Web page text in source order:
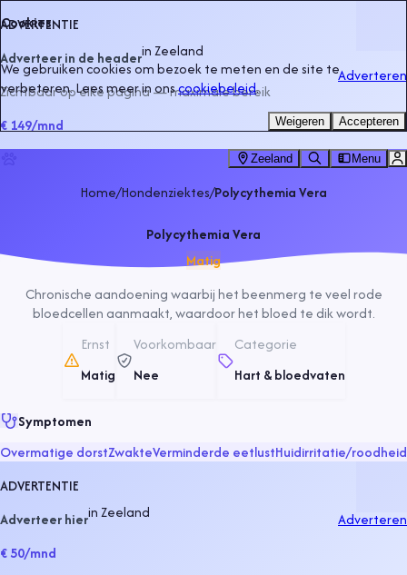
ADVERTENTIE
Adverteer in de headerinZeeland
Zichtbaar op elke pagina — maximale bereik
€ 149/mnd
Adverteren
Zeeland Menu
Home/Hondenziektes/Polycythemia Vera
Polycythemia Vera
Matig
Chronische aandoening waarbij het beenmerg te veel rode
bloedcellen aanmaakt, waardoor het bloed te dik wordt.
Ernst
Matig
Voorkombaar
Nee
Categorie
Hart & bloedvaten
Symptomen
Overmatige dorstZwakteVerminderde eetlustHuidirritatie/roodheid
ADVERTENTIE
Adverteer hierinZeeland
€ 50/mnd
Adverteren
Cookies
We gebruiken cookies om bezoek te meten en de site te
verbeteren. Lees meer in onscookiebeleid.
Weigeren Accepteren